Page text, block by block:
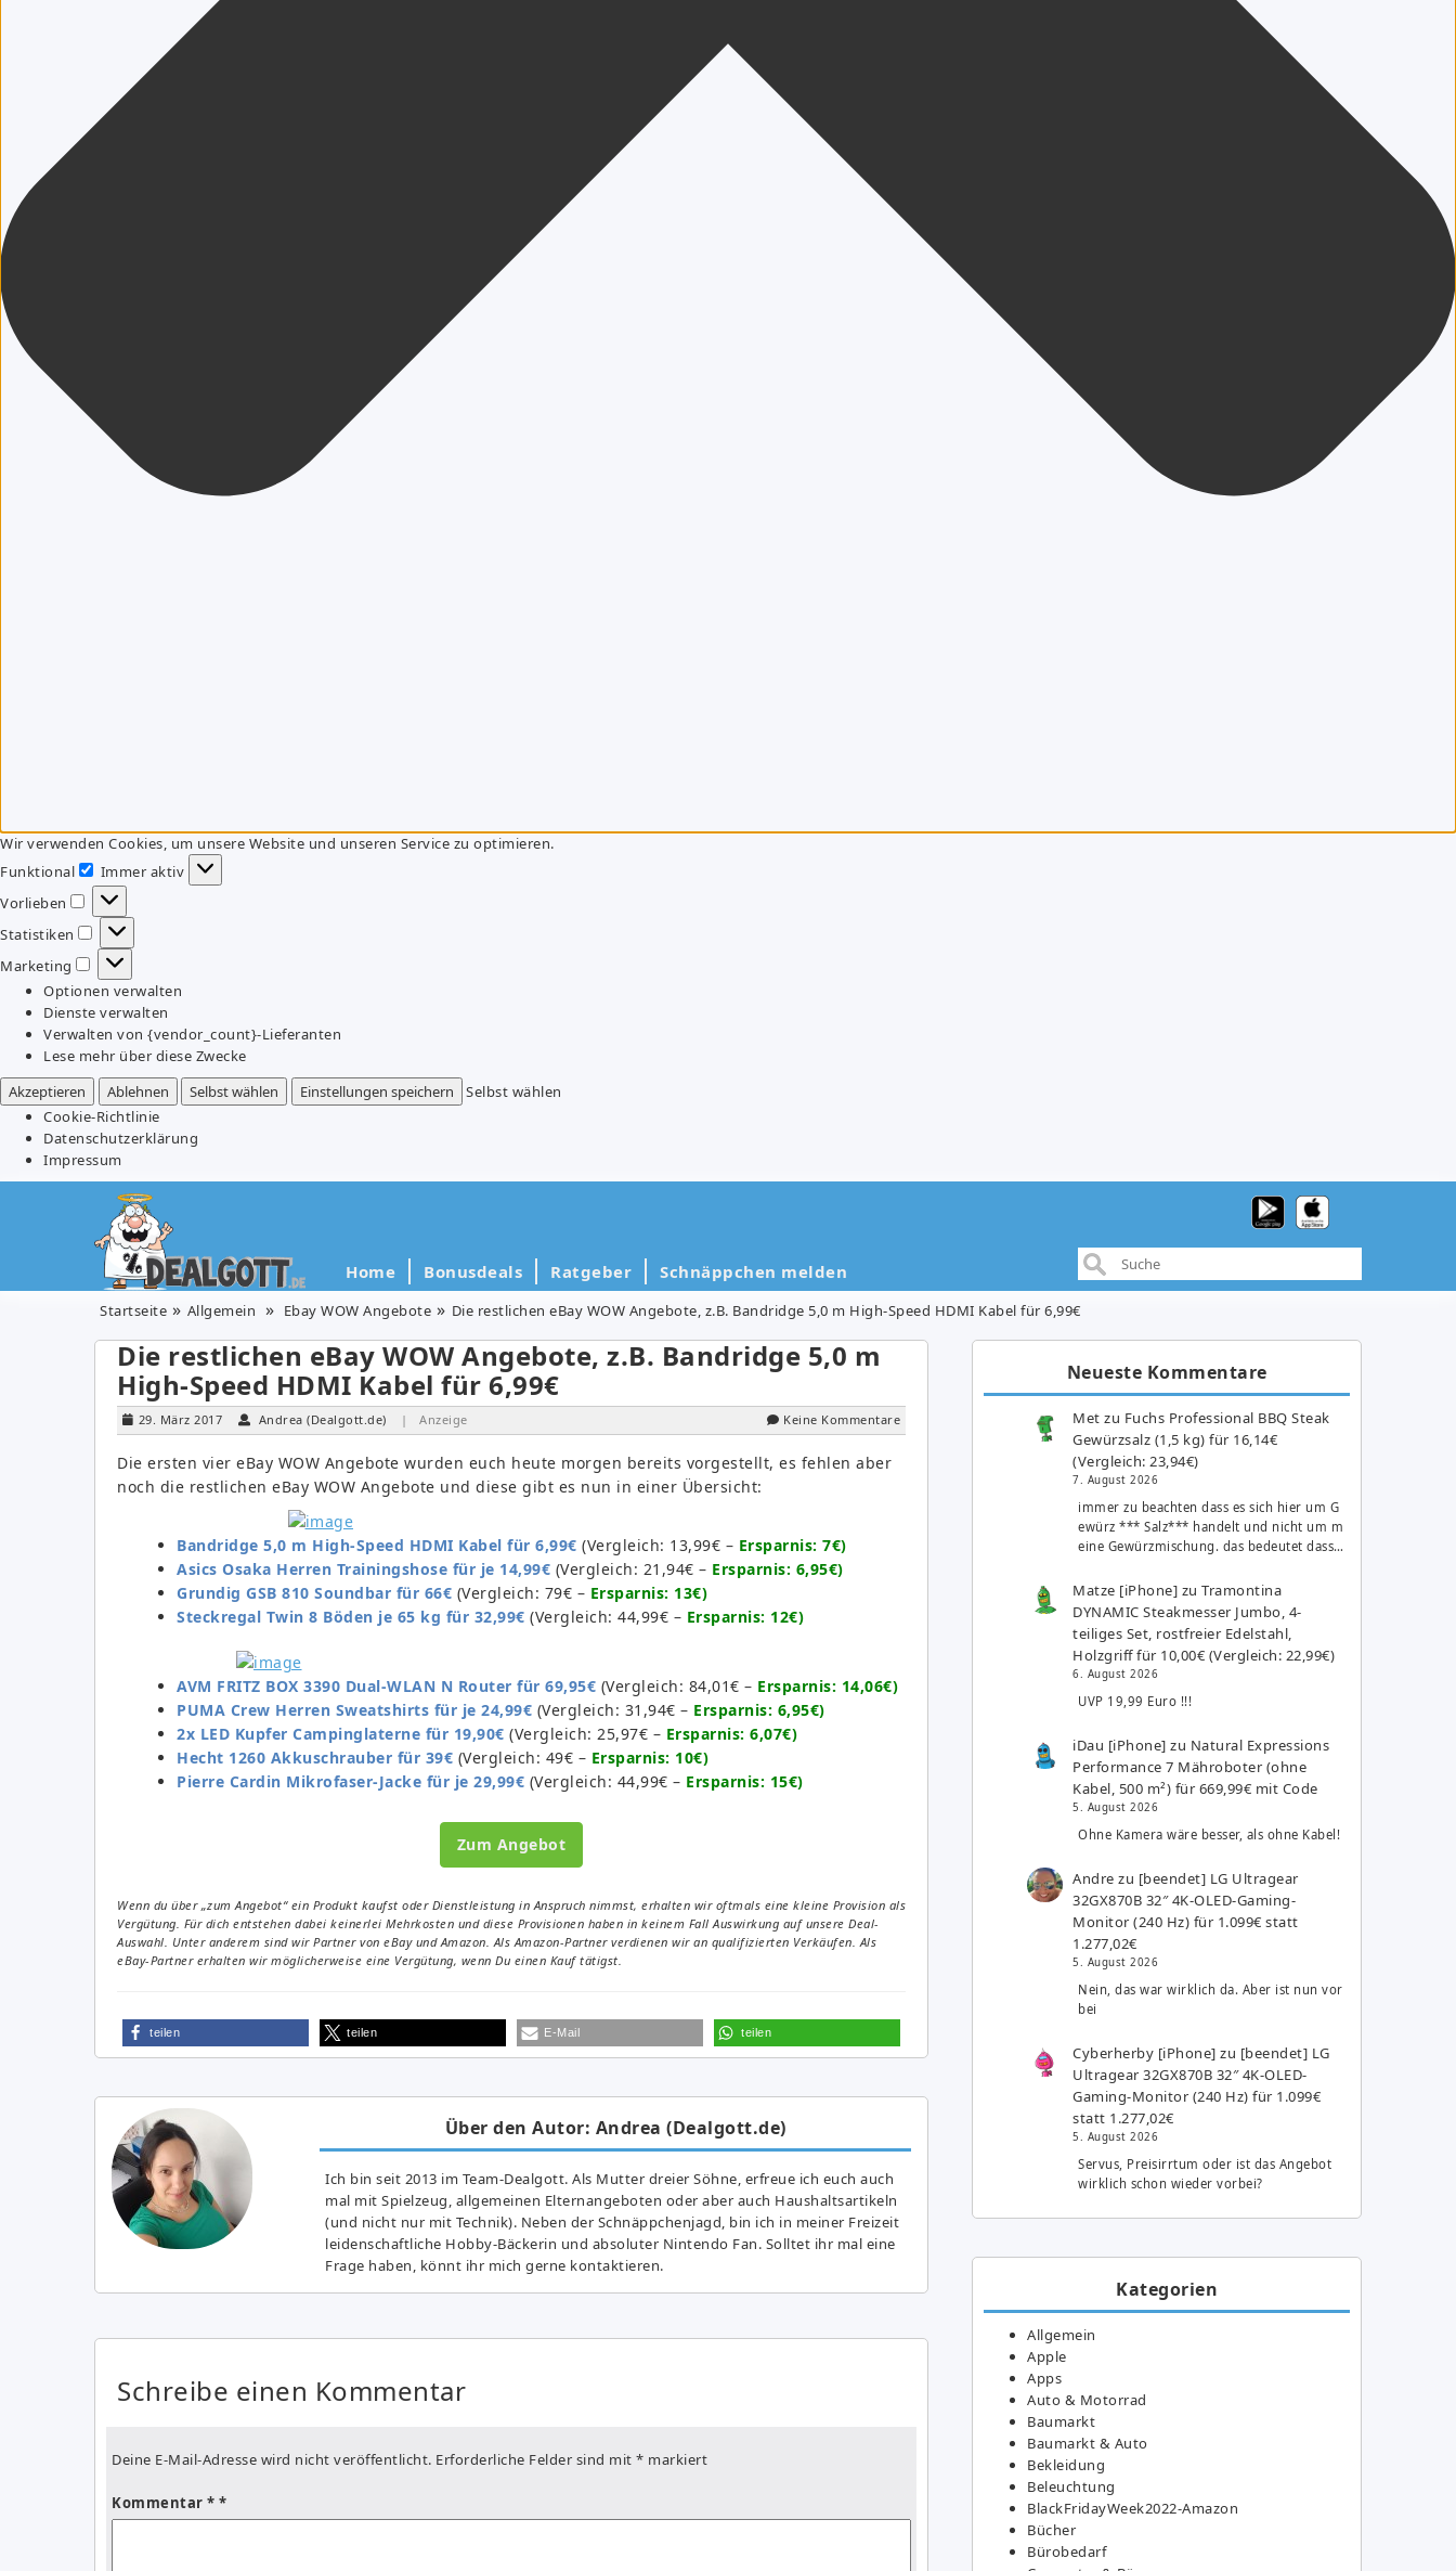
Wir verwenden Cookies, um unsere Website und unseren Service zu optimieren.
Funktional
Funktional
Immer aktiv
Vorlieben
Vorlieben
Statistiken
Statistiken
Marketing
Marketing
Optionen verwalten
Dienste verwalten
Verwalten von {vendor_count}-Lieferanten
Lese mehr über diese Zwecke
Akzeptieren
Ablehnen Selbst wählen Einstellungen speichern
Selbst wählen
Cookie-Richtlinie
Datenschutzerklärung
Impressum
Home Bonusdeals Ratgeber Schnäppchen melden
Startseite Allgemein Ebay WOW Angebote Die restlichen eBay WOW Angebote, z.B. Bandridge 5,0 m High-Speed HDMI Kabel für 6,99€
Die restlichen eBay WOW Angebote, z.B. Bandridge 5,0 m
High-Speed HDMI Kabel für 6,99€
29. März 2017 Andrea (Dealgott.de) | Anzeige Keine Kommentare
Die ersten vier eBay WOW Angebote wurden euch heute morgen bereits vorgestellt, es fehlen aber
noch die restlichen eBay WOW Angebote und diese gibt es nun in einer Übersicht:
Bandridge 5,0 m High-Speed HDMI Kabel für 6,99€ (Vergleich: 13,99€ – Ersparnis: 7€)
Asics Osaka Herren Trainingshose für je 14,99€ (Vergleich: 21,94€ – Ersparnis: 6,95€)
Grundig GSB 810 Soundbar für 66€ (Vergleich: 79€ – Ersparnis: 13€)
Steckregal Twin 8 Böden je 65 kg für 32,99€ (Vergleich: 44,99€ – Ersparnis: 12€)
AVM FRITZ BOX 3390 Dual-WLAN N Router für 69,95€ (Vergleich: 84,01€ – Ersparnis: 14,06€)
PUMA Crew Herren Sweatshirts für je 24,99€ (Vergleich: 31,94€ – Ersparnis: 6,95€)
2x LED Kupfer Campinglaterne für 19,90€ (Vergleich: 25,97€ – Ersparnis: 6,07€)
Hecht 1260 Akkuschrauber für 39€ (Vergleich: 49€ – Ersparnis: 10€)
Pierre Cardin Mikrofaser-Jacke für je 29,99€ (Vergleich: 44,99€ – Ersparnis: 15€)
Zum Angebot
Wenn du über „zum Angebot“ ein Produkt kaufst oder Dienstleistung in Anspruch nimmst, erhalten wir oftmals eine kleine Provision als
Vergütung. Für dich entstehen dabei keinerlei Mehrkosten und diese Provisionen haben in keinem Fall Auswirkung auf unsere Deal-
Auswahl. Unter anderem sind wir Partner von eBay und Amazon. Als Amazon-Partner verdienen wir an qualifizierten Verkäufen. Als
eBay-Partner erhalten wir möglicherweise eine Vergütung, wenn Du einen Kauf tätigst.
teilen teilen E-Mail teilen
Über den Autor: Andrea (Dealgott.de)
Ich bin seit 2013 im Team-Dealgott. Als Mutter dreier Söhne, erfreue ich euch auch
mal mit Spielzeug, allgemeinen Elternangeboten oder aber auch Haushaltsartikeln
(und nicht nur mit Technik). Neben der Schnäppchenjagd, bin ich in meiner Freizeit
leidenschaftliche Hobby-Bäckerin und absoluter Nintendo Fan. Solltet ihr mal eine
Frage haben, könnt ihr mich gerne kontaktieren.
Schreibe einen Kommentar
Deine E-Mail-Adresse wird nicht veröffentlicht. Erforderliche Felder sind mit * markiert
Kommentar *
Neueste Kommentare
Met zu Fuchs Professional BBQ Steak
Gewürzsalz (1,5 kg) für 16,14€
(Vergleich: 23,94€)
7. August 2026
immer zu beachten dass es sich hier um G
ewürz *** Salz*** handelt und nicht um m
eine Gewürzmischung. das bedeutet dass…
Matze [iPhone] zuTramontina
DYNAMIC Steakmesser Jumbo, 4-
teiliges Set, rostfreier Edelstahl,
Holzgriff für 10,00€ (Vergleich: 22,99€)
6. August 2026
UVP 19,99 Euro !!!
iDau [iPhone] zu Natural Expressions
Performance 7 Mähroboter (ohne
Kabel, 500 m²) für 669,99€ mit Code
5. August 2026
Ohne Kamera wäre besser, als ohne Kabel!
Andre zu [beendet] LG Ultragear
32GX870B 32″ 4K-OLED-Gaming-
Monitor (240 Hz) für 1.099€ statt
1.277,02€
5. August 2026
Nein, das war wirklich da. Aber ist nun vor
bei
Cyberherby [iPhone] zu [beendet] LG
Ultragear 32GX870B 32″ 4K-OLED-
Gaming-Monitor (240 Hz) für 1.099€
statt 1.277,02€
5. August 2026
Servus, Preisirrtum oder ist das Angebot
wirklich schon wieder vorbei?
Kategorien
Allgemein
Apple
Apps
Auto & Motorrad
Baumarkt
Baumarkt & Auto
Bekleidung
Beleuchtung
BlackFridayWeek2022-Amazon
Bücher
Bürobedarf